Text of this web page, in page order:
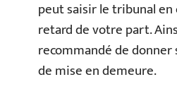
peut saisir le tribunal en
retard de votre part.
recommandé de
de mise en demeure.